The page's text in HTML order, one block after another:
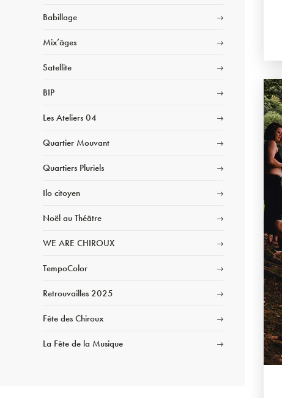
Babillage
Mix’âges
Satellite
BIP
Les Ateliers 04
Quartier Mouvant
Quartiers Pluriels
Ilo citoyen
Noël au Théâtre
WE ARE CHIROUX
TempoColor
Retrouvailles 2025
Fête des Chiroux
La Fête de la Musique